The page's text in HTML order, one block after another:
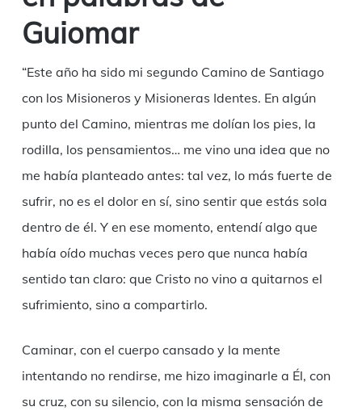
Guiomar
“Este año ha sido mi segundo Camino de Santiago
con los Misioneros y Misioneras Identes. En algún
punto del Camino, mientras me dolían los pies, la
rodilla, los pensamientos… me vino una idea que no
me había planteado antes: tal vez, lo más fuerte de
sufrir, no es el dolor en sí, sino sentir que estás sola
dentro de él. Y en ese momento, entendí algo que
había oído muchas veces pero que nunca había
sentido tan claro: que Cristo no vino a quitarnos el
sufrimiento, sino a compartirlo.
Caminar, con el cuerpo cansado y la mente
intentando no rendirse, me hizo imaginarle a Él, con
su cruz, con su silencio, con la misma sensación de